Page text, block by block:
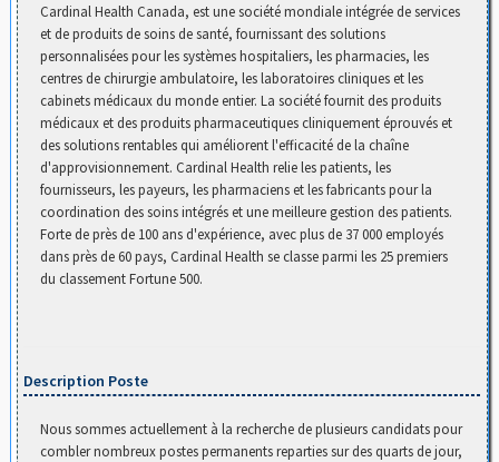
Cardinal Health Canada, est une société mondiale intégrée de services
et de produits de soins de santé, fournissant des solutions
personnalisées pour les systèmes hospitaliers, les pharmacies, les
centres de chirurgie ambulatoire, les laboratoires cliniques et les
cabinets médicaux du monde entier. La société fournit des produits
médicaux et des produits pharmaceutiques cliniquement éprouvés et
des solutions rentables qui améliorent l'efficacité de la chaîne
d'approvisionnement. Cardinal Health relie les patients, les
fournisseurs, les payeurs, les pharmaciens et les fabricants pour la
coordination des soins intégrés et une meilleure gestion des patients.
Forte de près de 100 ans d'expérience, avec plus de 37 000 employés
dans près de 60 pays, Cardinal Health se classe parmi les 25 premiers
du classement Fortune 500.
Description Poste
Nous sommes actuellement à la recherche de plusieurs candidats pour
combler nombreux postes permanents reparties sur des quarts de jour,